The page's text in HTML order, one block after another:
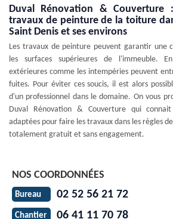
Duval Rénovation &
travaux de peinture de la toiture
Saint Denis et ses environs
Les travaux de peinture peuvent garantir une
les surfaces supérieures de l'immeuble.
extérieures comme les intempéries peuvent
fuites. Pour éviter ces soucis, il est alors
d'un professionnel dans le domaine. On vous
Duval Rénovation & Couverture qui
adaptées pour faire les travaux dans les règles
totalement gratuit et sans engagement.
NOS COORDONNÉES
Bureau 02 52 56 21 72
Chantier 06 41 11 70 78